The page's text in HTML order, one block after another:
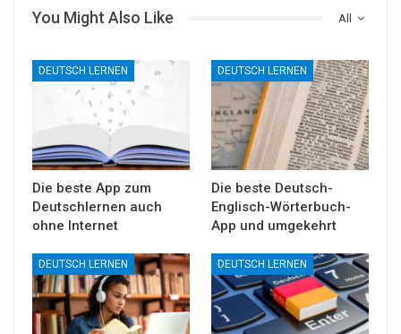
All
You Might Also Like
DEUTSCH LERNEN
Die beste App zum
Deutschlernen auch
ohne Internet
DEUTSCH LERNEN
Die beste Deutsch-
Englisch-Wörterbuch-
App und umgekehrt
DEUTSCH LERNEN DEUTSCH LERNEN